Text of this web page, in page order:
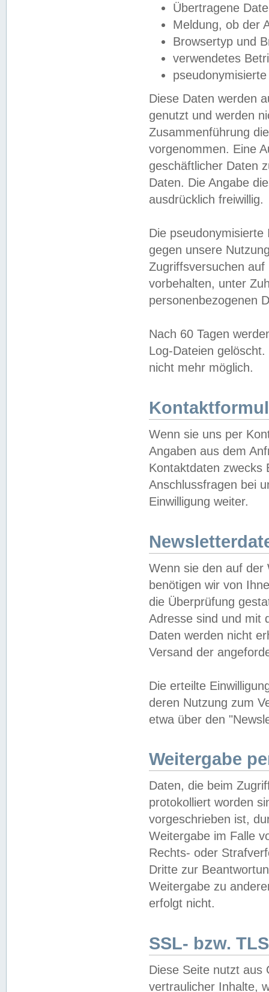
Übertragene
Meldung, ob der
Browsertyp und
verwendetes
Diese Daten werden
genutzt und werden
Zusammenführung
vorgenommen. Eine
geschäftlicher Daten
Daten. Die Angabe
ausdrücklich freiwillig.
Die
gegen unsere
Zugriffsversuchen
vorbehalten, unter
personenbezogenen
Nach 60 Tagen
Log-Dateien
nicht mehr möglich.
Wenn sie uns per
Angaben aus dem
Kontaktdaten zwecks
Anschlussfragen bei
Einwilligung weiter.
Wenn sie den auf der
benötigen wir von
die Überprüfung
Adresse sind und mit
Daten werden nicht
Versand der
Die erteilte
deren Nutzung zum
etwa über den
Weitergabe
Daten, die beim
protokolliert worden
vorgeschrieben ist,
Weitergabe im Falle
Rechts- oder
Dritte zur
Weitergabe zu
erfolgt nicht.
SSL- bzw.
Diese Seite nutzt aus
vertraulicher Inhalte,